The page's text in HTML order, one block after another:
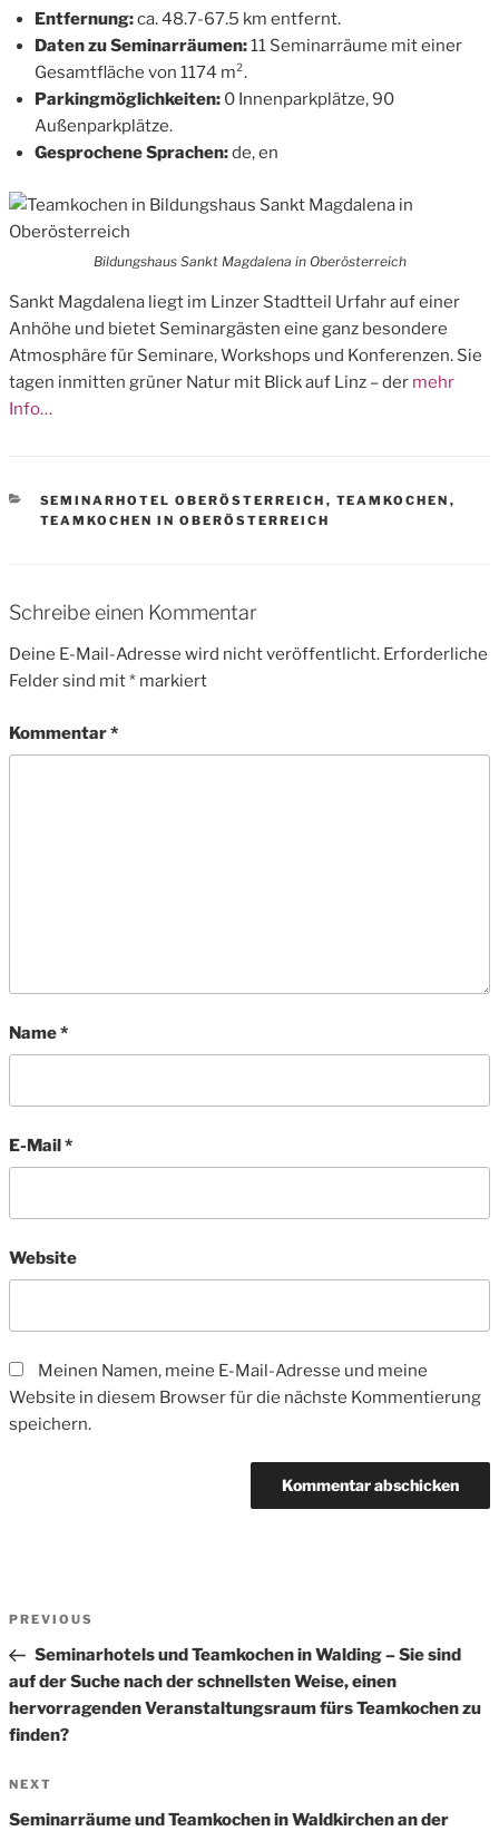
Entfernung:ca. 48.7-67.5 km entfernt.
Daten zu Seminarräumen:11 Seminarräume mit einer
Gesamtfläche von 1174 m².
Parkingmöglichkeiten: 0 Innenparkplätze, 90
Außenparkplätze.
Gesprochene Sprachen:de, en
Bildungshaus Sankt Magdalena in Oberösterreich
Sankt Magdalena liegt im Linzer Stadtteil Urfahr auf einer
Anhöhe und bietet Seminargästen eine ganz besondere
Atmosphäre für Seminare, Workshops und Konferenzen. Sie
tagen inmitten grüner Natur mit Blick auf Linz – der mehr
Info…
CATEGORIES
SEMINARHOTEL OBERÖSTERREICH , TEAMKOCHEN ,
TEAMKOCHEN IN OBERÖSTERREICH
Schreibe einen Kommentar
Deine E-Mail-Adresse wird nicht veröffentlicht. Erforderliche
Felder sind mit* markiert
Kommentar*
Name*
E-Mail*
Website
Meinen Namen, meine E-Mail-Adresse und meine
Website in diesem Browser für die nächste Kommentierung
speichern.
Beitrags-
Previous
Post
PREVIOUS
Seminarhotels und Teamkochen in Walding – Sie sind
auf der Suche nach der schnellsten Weise, einen
hervorragenden Veranstaltungsraum fürs Teamkochen zu
finden?
Next
Post
NEXT
Seminarräume und Teamkochen in Waldkirchen an der